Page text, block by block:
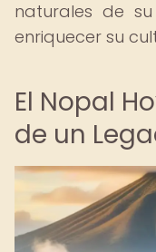
naturales de
enriquecer su
El Nopal
de un